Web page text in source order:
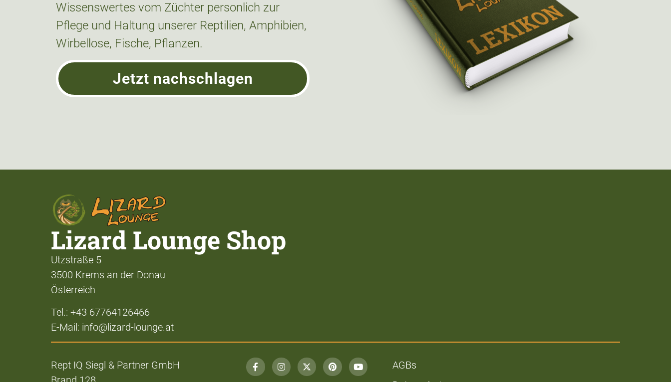
Wissenswertes vom Züchter personlich zur
Pflege und Haltung unserer Reptilien, Amphibien,
Wirbellose, Fische, Pflanzen.
Jetzt nachschlagen
Lizard Lounge Shop
Utzstraße 5
3500 Krems an der Donau
Österreich
Tel.: +43 67764126466
E-Mail: info@lizard-lounge.at
Rept IQ Siegl & Partner GmbH
AGBs